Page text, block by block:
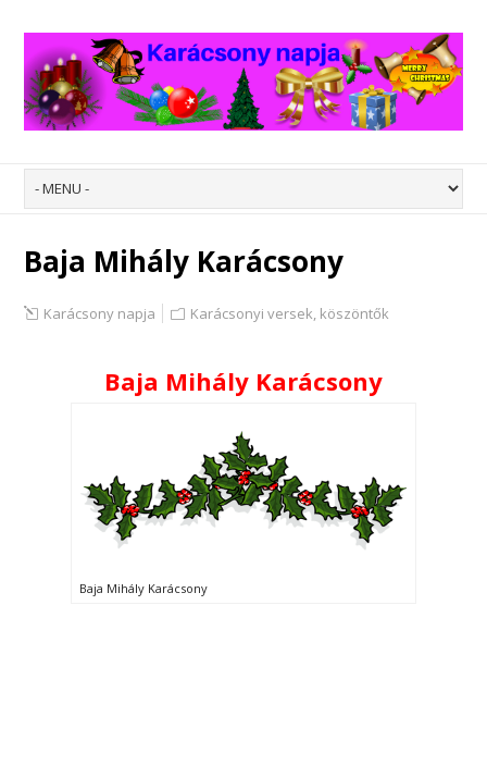
Baja Mihály Karácsony
Karácsony napja Karácsonyi versek, köszöntők
Baja Mihály Karácsony
Baja Mihály Karácsony